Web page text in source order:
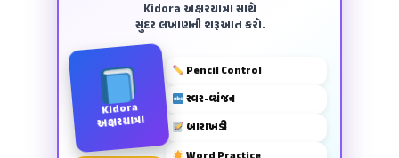
Kidora અક્ષરયાત્રા સાથે
સુંદર લખાણની શરૂઆત કરો.
Kidora
અક્ષરયાત્રા
Pencil Control
સ્વર-વ્યંજન
બારાખડી